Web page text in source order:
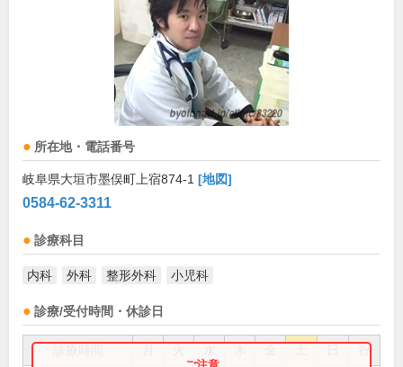
所在地・電話番号
岐阜県大垣市墨俣町上宿874-1 [地図]
0584-62-3311
診療科目
内科 外科 整形外科 小児科
診療/受付時間・休診日
祝